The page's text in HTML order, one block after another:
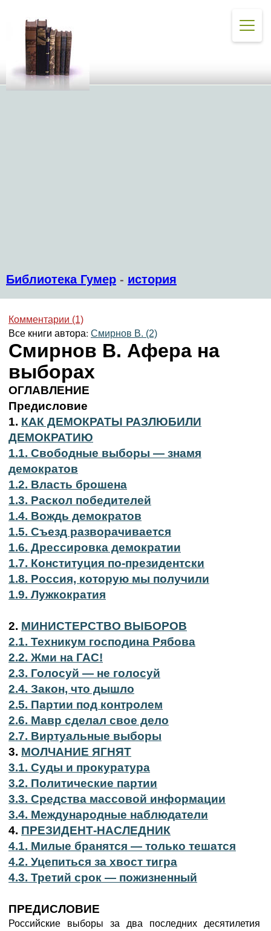
Библиотека Гумер - история
Комментарии (1)
Все книги автора: Смирнов В. (2)
Смирнов В. Афера на
выборах
ОГЛАВЛЕНИЕ
Предисловие
1. КАК ДЕМОКРАТЫ РАЗЛЮБИЛИ
ДЕМОКРАТИЮ
1.1. Свободные выборы — знамя
демократов
1.2. Власть брошена
1.3. Раскол победителей
1.4. Вождь демократов
1.5. Съезд разворачивается
1.6. Дрессировка демократии
1.7. Конституция по-президентски
1.8. Россия, которую мы получили
1.9. Лужкократия
2. МИНИСТЕРСТВО ВЫБОРОВ
2.1. Техникум господина Рябова
2.2. Жми на ГАС!
2.3. Голосуй — не голосуй
2.4. Закон, что дышло
2.5. Партии под контролем
2.6. Мавр сделал свое дело
2.7. Виртуальные выборы
3. МОЛЧАНИЕ ЯГНЯТ
3.1. Суды и прокуратура
3.2. Политические партии
3.3. Средства массовой информации
3.4. Международные наблюдатели
4. ПРЕЗИДЕНТ-НАСЛЕДНИК
4.1. Милые бранятся — только тешатся
4.2. Уцепиться за хвост тигра
4.3. Третий срок — пожизненный
ПРЕДИСЛОВИЕ
Российские выборы за два последних десятилетия